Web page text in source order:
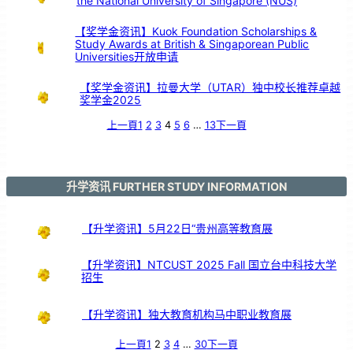
【奖学金资讯】Kuok Foundation Scholarships &
Study Awards at British & Singaporean Public
Universities开放申请
【奖学金资讯】拉曼大学（UTAR）独中校长推荐卓越
奖学金2025
上一頁1 2 3 4 5 6 … 13下一頁
升学资讯 FURTHER STUDY INFORMATION
【升学资讯】5月22日“贵州高等教育展
【升学资讯】NTCUST 2025 Fall 国立台中科技大学
招生
【升学资讯】独大教育机构马中职业教育展
上一頁1 2 3 4 … 30下一頁